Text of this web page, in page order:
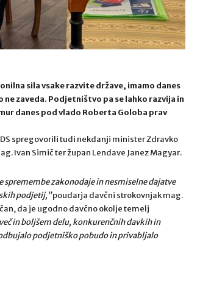
sila vsake razvite države, imamo danes
zaveda. Podjetništvo pa se lahko razvija in
danes pod vlado Roberta Goloba prav
spregovorili tudi nekdanji minister Zdravko
Ivan Simič ter župan Lendave Janez Magyar.
zakonodaje in nesmiselne dajatve
podjetij,”poudarja davčni strokovnjak mag.
da je ugodno davčno okolje temelj
in boljšem delu, konkurenčnih davkih in
podjetniško pobudo in privabljalo